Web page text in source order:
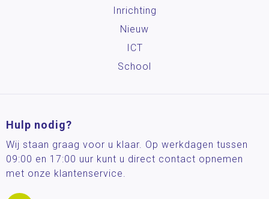
Inrichting
Nieuw
ICT
School
Hulp nodig?
Wij staan graag voor u klaar. Op werkdagen tussen
09:00 en 17:00 uur kunt u direct contact opnemen
met onze klantenservice.